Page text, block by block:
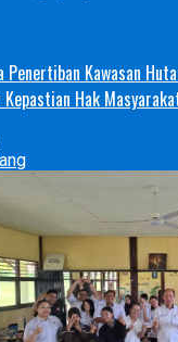
Penertiban Kawasan
Kepastian Hak